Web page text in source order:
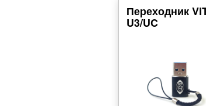
Переходник
U3/UC